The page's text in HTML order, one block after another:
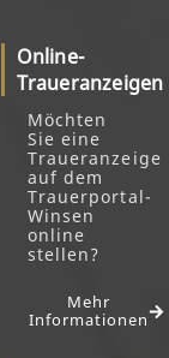
Online-
Traueranzeigen
Möchten
Sie eine
Traueranzeige
auf dem
Trauerportal-
Winsen
online
stellen?
Mehr
Informationen